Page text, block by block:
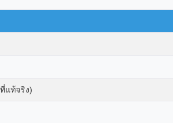
แท้จริง)